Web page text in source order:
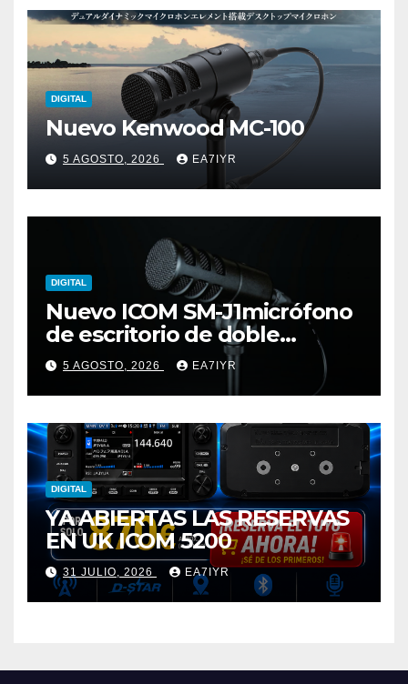
DIGITAL
Nuevo Kenwood MC-100
5 AGOSTO, 2026 EA7IYR
DIGITAL
Nuevo ICOM SM-J1micrófono
de escritorio de doble
elemento premium
5 AGOSTO, 2026 EA7IYR
DIGITAL
YA ABIERTAS LAS RESERVAS
EN UK ICOM 5200
31 JULIO, 2026 EA7IYR